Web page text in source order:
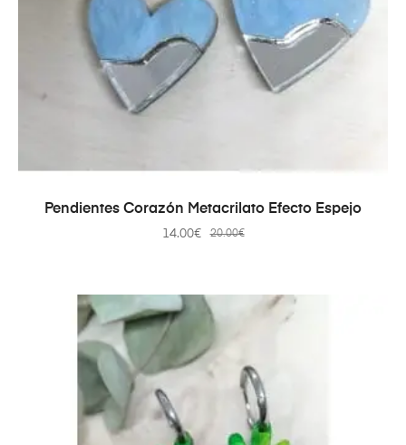
AÑADIR AL CARRITO
Pendientes Corazón Metacrilato Efecto Espejo
20.00€
14.00€